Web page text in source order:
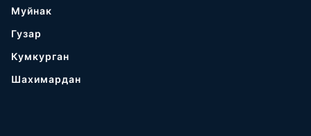
Муйнак
Гузар
Кумкурган
Шахимардан